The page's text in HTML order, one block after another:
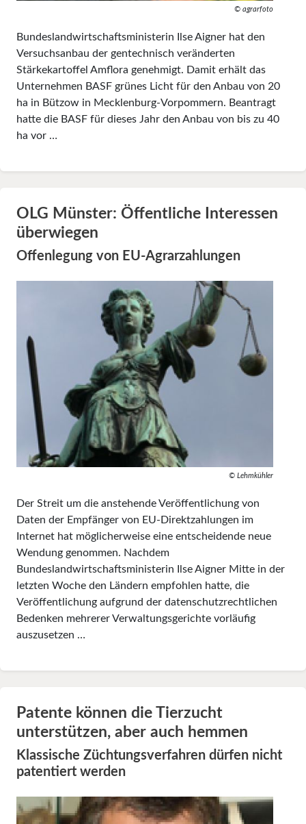
© agrarfoto
Bundeslandwirtschaftsministerin Ilse Aigner hat den
Versuchsanbau der gentechnisch veränderten
Stärkekartoffel Amflora genehmigt. Damit erhält das
Unternehmen BASF grünes Licht für den Anbau von 20
ha in Bützow in Mecklenburg-Vorpommern. Beantragt
hatte die BASF für dieses Jahr den Anbau von bis zu 40
ha vor …
OLG Münster: Öffentliche Interessen
überwiegen
Offenlegung von EU-Agrarzahlungen
© Lehmkühler
Der Streit um die anstehende Veröffentlichung von
Daten der Empfänger von EU-Direktzahlungen im
Internet hat möglicherweise eine entscheidende neue
Wendung genommen. Nachdem
Bundeslandwirtschaftsministerin Ilse Aigner Mitte in der
letzten Woche den Ländern empfohlen hatte, die
Veröffentlichung aufgrund der datenschutzrechtlichen
Bedenken mehrerer Verwaltungsgerichte vorläufig
auszusetzen …
Patente können die Tierzucht
unterstützen, aber auch hemmen
Klassische Züchtungsverfahren dürfen nicht
patentiert werden